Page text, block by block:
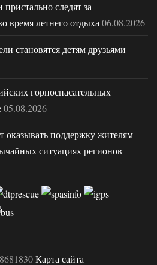
следят за
время летнего отдыха 06.08.2026
становятся детям друзьями
горноспасательных
05.08.2026
поддержку жителям
ситуациях регионов
Карта сайта